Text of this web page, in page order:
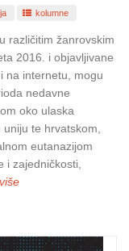
kolumne
različitim žanrovskim
2016. i objavljivane
na internetu, mogu
nedavne
oko ulaska
te hrvatskom,
eutanazijom
i zajedničkosti,